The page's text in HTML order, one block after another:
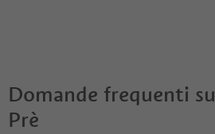
Domande frequenti su
Prè